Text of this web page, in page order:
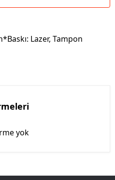
Lazer, Tampon
yok